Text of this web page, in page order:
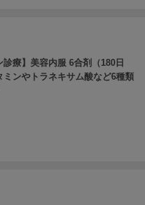
診療】美容内服 6合剤（180日
ミンやトラネキサム酸など6種類